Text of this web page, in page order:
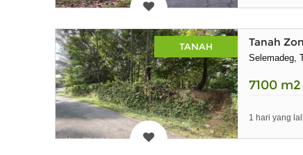
TANAH Tanah
Selemadeg,
7100 m2
1 hari yang